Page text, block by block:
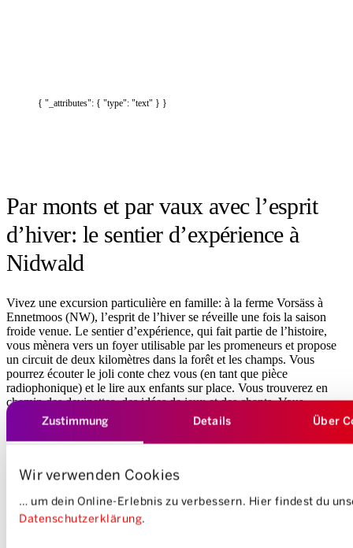
Zustimmung Details Über
Wir verwenden Cookies
… um dein Online-Erlebnis zu verbessern. Hier findest du
Datenschutzerklärung.
{ "_attributes": { "type": "text" } }
Par monts et par vaux avec l’esprit
d’hiver: le sentier d’expérience à
Nidwald
Vivez une excursion particulière en famille: à la ferme Vorsäss à
Ennetmoos (NW), l’esprit de l’hiver se réveille une fois la saison
froide venue. Le sentier d’expérience, qui fait partie de l’histoire,
vous mènera vers un foyer utilisable par les promeneurs et propose
un circuit de deux kilomètres dans la forêt et les champs. Vous
pourrez écouter le joli conte chez vous (en tant que pièce
radiophonique) et le lire aux enfants sur place. Vous trouverez en
chemin des devinettes, des idées de jeux et des chants. Vous
apprendrez de manière ludique beaucoup de choses intéressantes sur
les animaux sauvages composant la faune locale. Si vous résolvez
correctement toutes les énigmes, vous pourrez même emporter une
Pour plus d’informations:www.erlebnishof-
vorsaess.ch/wintererlebnispfad-besucher